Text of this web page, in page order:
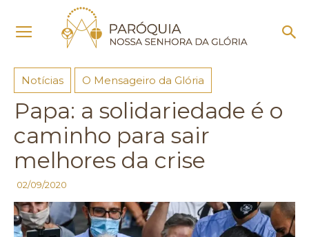
Notícias
Notícias O Mensageiro da Glória
Papa: a solidariedade é o
caminho para sair
melhores da crise
02/09/2020